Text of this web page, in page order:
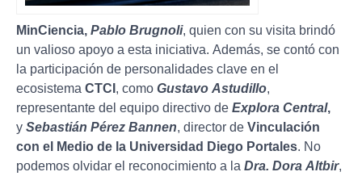
MinCiencia, Pablo Brugnoli, quien con su visita brindó
un valioso apoyo a esta iniciativa. Además, se contó con
la participación de personalidades clave en el
ecosistema CTCI , como Gustavo Astudillo,
representante del equipo directivo de Explora Central,
y Sebastián Pérez Bannen, director de Vinculación
con el Medio de la Universidad Diego Portales. No
podemos olvidar el reconocimiento a la Dra. Dora Altbir,